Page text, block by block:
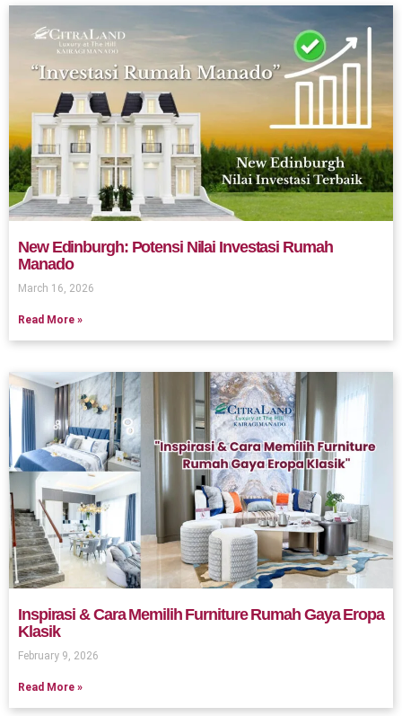
New Edinburgh: Potensi Nilai Investasi Rumah
Manado
March 16, 2026
Read More »
Inspirasi & Cara Memilih Furniture Rumah Gaya Eropa
Klasik
February 9, 2026
Read More »